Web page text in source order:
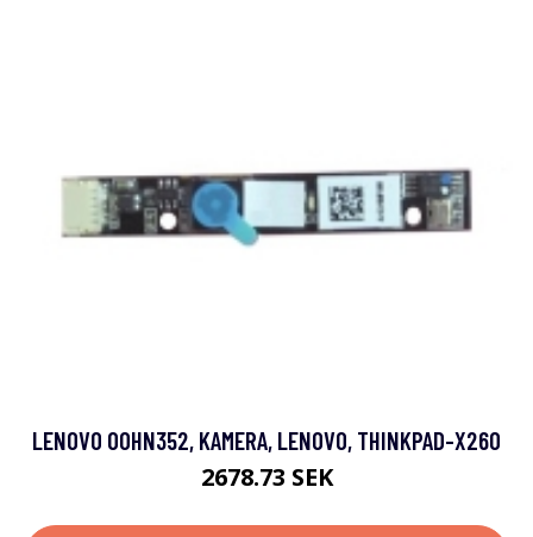
LENOVO 00HN352, KAMERA, LENOVO, THINKPAD-X260
2678.73 SEK